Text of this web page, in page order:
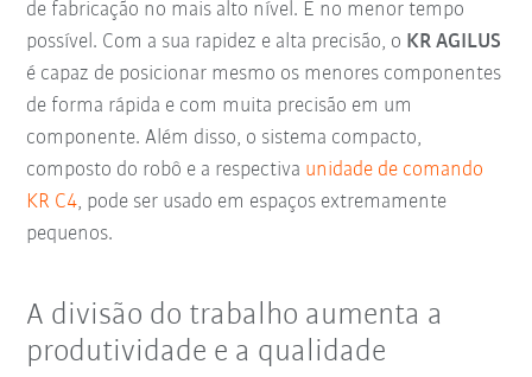
de fabricação no mais alto nível. E no menor tempo
possível. Com a sua rapidez e alta precisão, o KR AGILUS
é capaz de posicionar mesmo os menores componentes
de forma rápida e com muita precisão em um
componente. Além disso, o sistema compacto,
composto do robô e a respectiva unidade de comando
KR C4, pode ser usado em espaços extremamente
pequenos.
A divisão do trabalho aumenta a
produtividade e a qualidade